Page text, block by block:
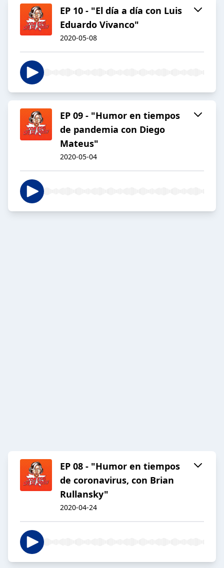
EP 10 - "El día a día con Luis
Eduardo Vivanco"
2020-05-08
EP 09 - "Humor en tiempos
de pandemia con Diego
Mateus"
2020-05-04
EP 08 - "Humor en tiempos
de coronavirus, con Brian
Rullansky"
2020-04-24